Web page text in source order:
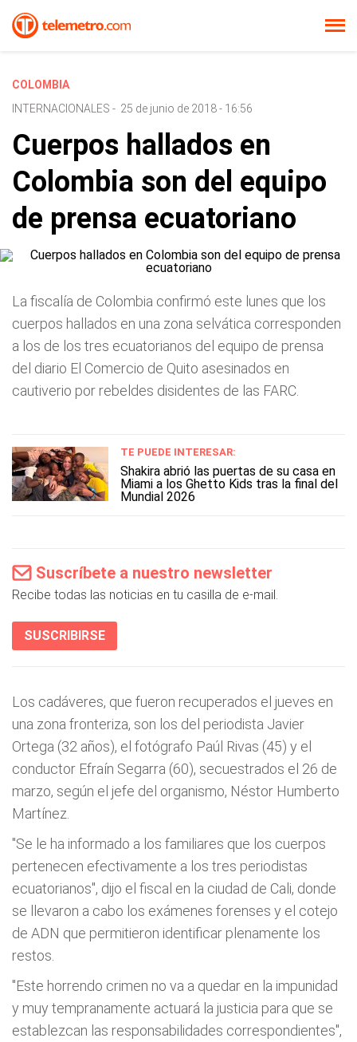
COLOMBIA
INTERNACIONALES - 25 de junio de 2018 - 16:56
Cuerpos hallados en
Colombia son del equipo
de prensa ecuatoriano
La fiscalía de Colombia confirmó este lunes que los
cuerpos hallados en una zona selvática corresponden
a los de los tres ecuatorianos del equipo de prensa
del diario El Comercio de Quito asesinados en
cautiverio por rebeldes disidentes de las FARC.
TE PUEDE INTERESAR:
Shakira abrió las puertas de su casa en
Miami a los Ghetto Kids tras la final del
Mundial 2026
Suscríbete a nuestro newsletter
Recibe todas las noticias en tu casilla de e-mail.
SUSCRIBIRSE
Los cadáveres, que fueron recuperados el jueves en
una zona fronteriza, son los del periodista Javier
Ortega (32 años), el fotógrafo Paúl Rivas (45) y el
conductor Efraín Segarra (60), secuestrados el 26 de
marzo, según el jefe del organismo, Néstor Humberto
Martínez.
"Se le ha informado a los familiares que los cuerpos
pertenecen efectivamente a los tres periodistas
ecuatorianos", dijo el fiscal en la ciudad de Cali, donde
se llevaron a cabo los exámenes forenses y el cotejo
de ADN que permitieron identificar plenamente los
restos.
"Este horrendo crimen no va a quedar en la impunidad
y muy tempranamente actuará la justicia para que se
establezcan las responsabilidades correspondientes",